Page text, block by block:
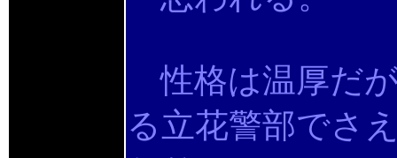
性格は温厚だ
る立花警部でさ